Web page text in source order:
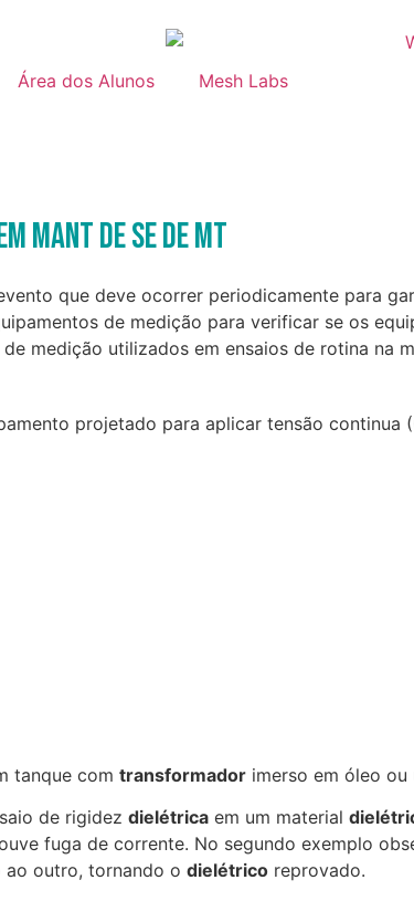
Área dos Alunos Mesh Labs
Mant de SE de MT
que deve ocorrer periodicamente para
de medição para verificar se os
medição utilizados em ensaios de rotina na
projetado para aplicar tensão
tanque com transformador imerso em óleo
de rigidez dielétrica em um material
fuga de corrente. No segundo exemplo
outro, tornando o dielétrico reprovado.